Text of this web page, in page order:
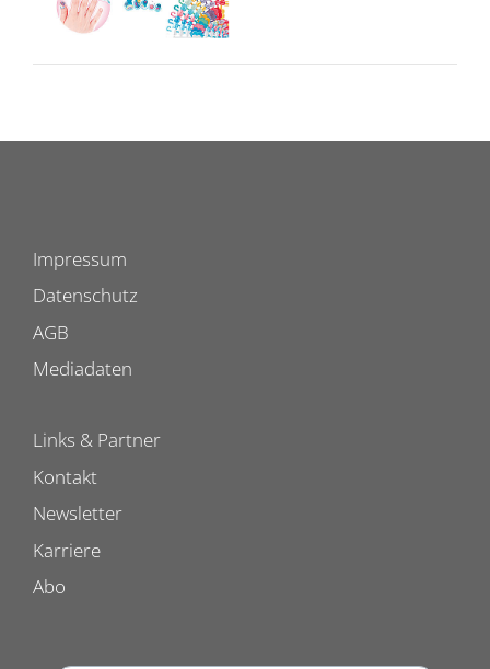
Impressum
Datenschutz
AGB
Mediadaten
Links & Partner
Kontakt
Newsletter
Karriere
Abo